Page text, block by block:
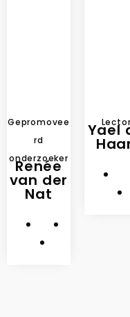
Gepromovee
rd
onderzoeker
Renée
van der
Nat
Lector
Yael